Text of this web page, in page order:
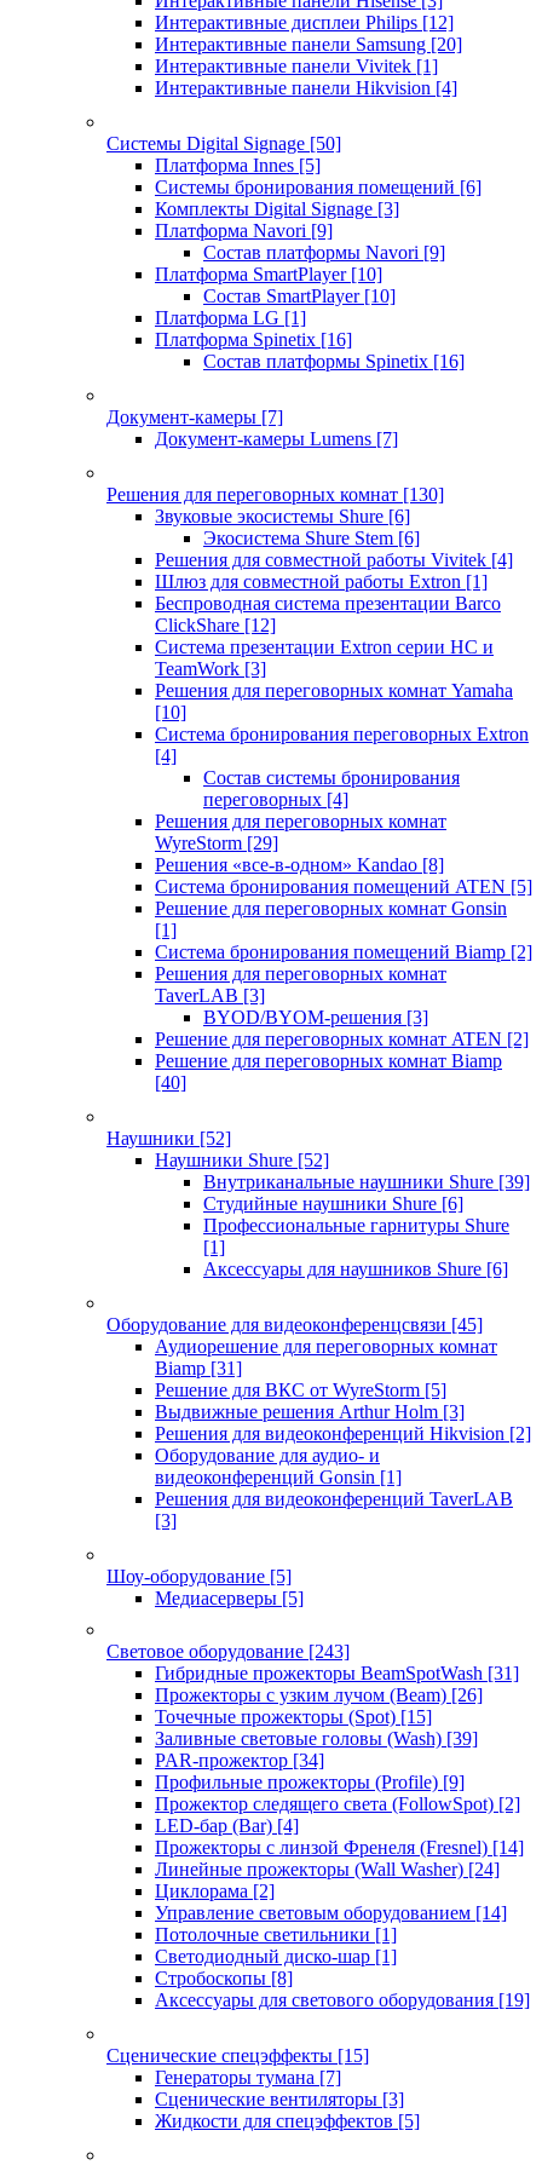
Интерактивные дисплеи Philips [12]
Интерактивные панели Samsung [20]
Интерактивные панели Vivitek [1]
Интерактивные панели Hikvision [4]
Системы Digital Signage [50]
Платформа Innes [5]
Системы бронирования помещений [6]
Комплекты Digital Signage [3]
Платформа Navori [9]
Состав платформы Navori [9]
Платформа SmartPlayer [10]
Состав SmartPlayer [10]
Платформа LG [1]
Платформа Spinetix [16]
Состав платформы Spinetix [16]
Документ-камеры [7]
Документ-камеры Lumens [7]
Решения для переговорных комнат [130]
Звуковые экосистемы Shure [6]
Экосистема Shure Stem [6]
Решения для совместной работы Vivitek [4]
Шлюз для совместной работы Extron [1]
Беспроводная система презентации Barco
ClickShare [12]
Система презентации Extron серии HC и
TeamWork [3]
Решения для переговорных комнат Yamaha
[10]
Система бронирования переговорных Extron
[4]
Состав системы бронирования
переговорных [4]
Решения для переговорных комнат
WyreStorm [29]
Решения «все-в-одном» Kandao [8]
Система бронирования помещений ATEN [5]
Решение для переговорных комнат Gonsin
[1]
Система бронирования помещений Biamp [2]
Решения для переговорных комнат
TaverLAB [3]
BYOD/BYOM-решения [3]
Решение для переговорных комнат ATEN [2]
Решение для переговорных комнат Biamp
[40]
Наушники [52]
Наушники Shure [52]
Внутриканальные наушники Shure [39]
Студийные наушники Shure [6]
Профессиональные гарнитуры Shure
[1]
Аксессуары для наушников Shure [6]
Оборудование для видеоконференцсвязи [45]
Аудиорешение для переговорных комнат
Biamp [31]
Решение для ВКС от WyreStorm [5]
Выдвижные решения Arthur Holm [3]
Решения для видеоконференций Hikvision [2]
Оборудование для аудио- и
видеоконференций Gonsin [1]
Решения для видеоконференций TaverLAB
[3]
Шоу-оборудование [5]
Медиасерверы [5]
Световое оборудование [243]
Гибридные прожекторы BeamSpotWash [31]
Прожекторы с узким лучом (Beam) [26]
Точечные прожекторы (Spot) [15]
Заливные световые головы (Wash) [39]
PAR-прожектор [34]
Профильные прожекторы (Profile) [9]
Прожектор следящего света (FollowSpot) [2]
LED-бар (Bar) [4]
Прожекторы с линзой Френеля (Fresnel) [14]
Линейные прожекторы (Wall Washer) [24]
Циклорама [2]
Управление световым оборудованием [14]
Потолочные светильники [1]
Светодиодный диско-шар [1]
Стробоскопы [8]
Аксессуары для светового оборудования [19]
Сценические спецэффекты [15]
Генераторы тумана [7]
Сценические вентиляторы [3]
Жидкости для спецэффектов [5]